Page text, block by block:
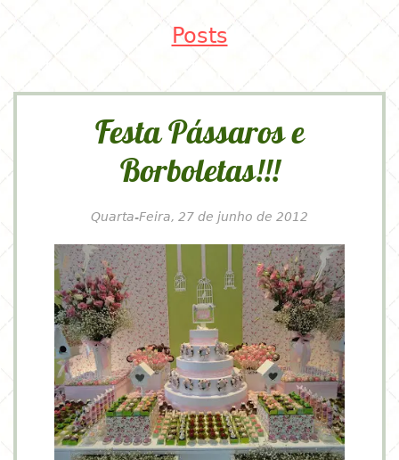
Posts
Festa Pássaros e
Borboletas!!!
Quarta-Feira, 27 de junho de 2012